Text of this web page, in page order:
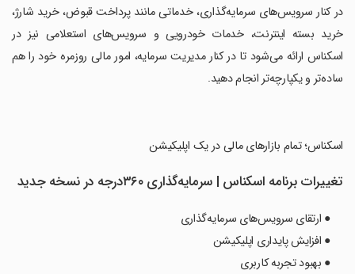
‏در کنار سرویس‌های سرمایه‌گذاری، خدماتی مانند پرداخت قبوض، خرید شارژ،
خرید بسته اینترنت، خدمات خودرویی و سرویس‌های استعلامی نیز در
اسکناس ارائه می‌شود تا در کنار مدیریت سرمایه، امور مالی روزمره خود را هم
ساده‌تر و یکپارچه‌تر انجام دهید.
‏اسکناس؛ تمام بازارهای مالی در یک اپلیکیشن
تغییرات برنامه ‏‏‏اسکناس | سرمایه‌گذاری ۳۶۰درجه در نسخه جدید
● ارتقای سرویس‌های سرمایه‌گذاری
● افزایش پایداری اپلیکیشن
● بهبود تجربه کاربری